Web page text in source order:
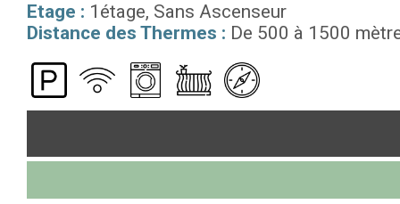
Etage : 1étage Sans Ascenseur
Distance des Thermes : De 500 à 1500